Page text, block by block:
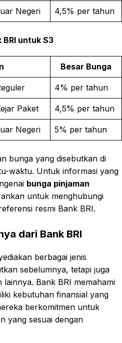
Negeri 4,5% per tahun
BRI untuk S3
Besar Bunga
4% per tahun
Paket 4,5% per tahun
Negeri 5% per tahun
bunga yang disebutkan di
waktu. Untuk informasi yang
bunga pinjaman
untuk menghubungi
resmi Bank BRI.
dari Bank BRI
berbagai jenis
sebelumnya, tetapi juga
Bank BRI memahami
kebutuhan finansial yang
berkomitmen untuk
yang sesuai dengan